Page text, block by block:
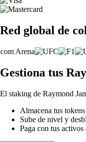
Red global de
Gestiona tus
El staking de Raymond
Almacena tus
Sube de nivel y
Paga con tus